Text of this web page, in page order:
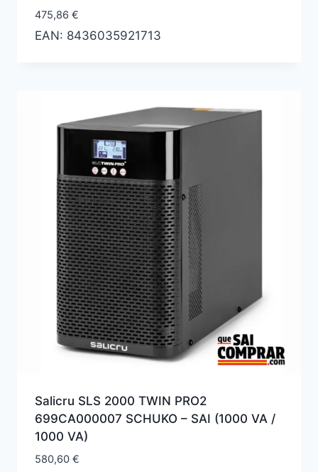
475,86 €
EAN: 8436035921713
Salicru SLS 2000 TWIN PRO2
699CA000007 SCHUKO – SAI (1000 VA /
1000 VA)
580,60 €